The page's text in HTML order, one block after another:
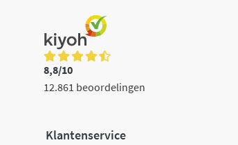
8,8/10
12.861 beoordelingen
Klantenservice